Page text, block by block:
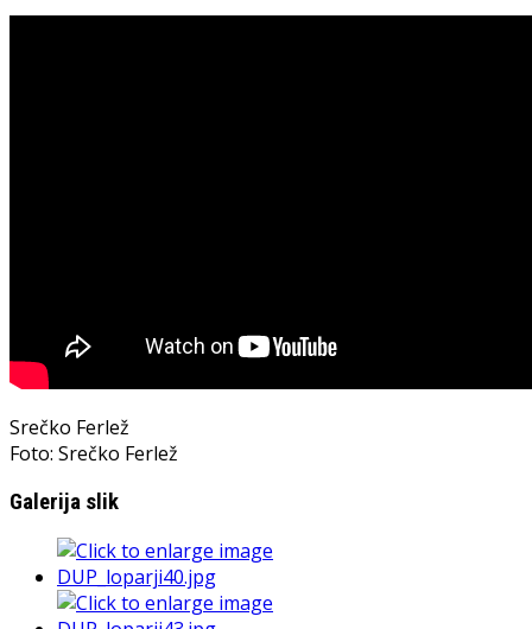
Srečko Ferlež
Foto: Srečko Ferlež
Galerija slik